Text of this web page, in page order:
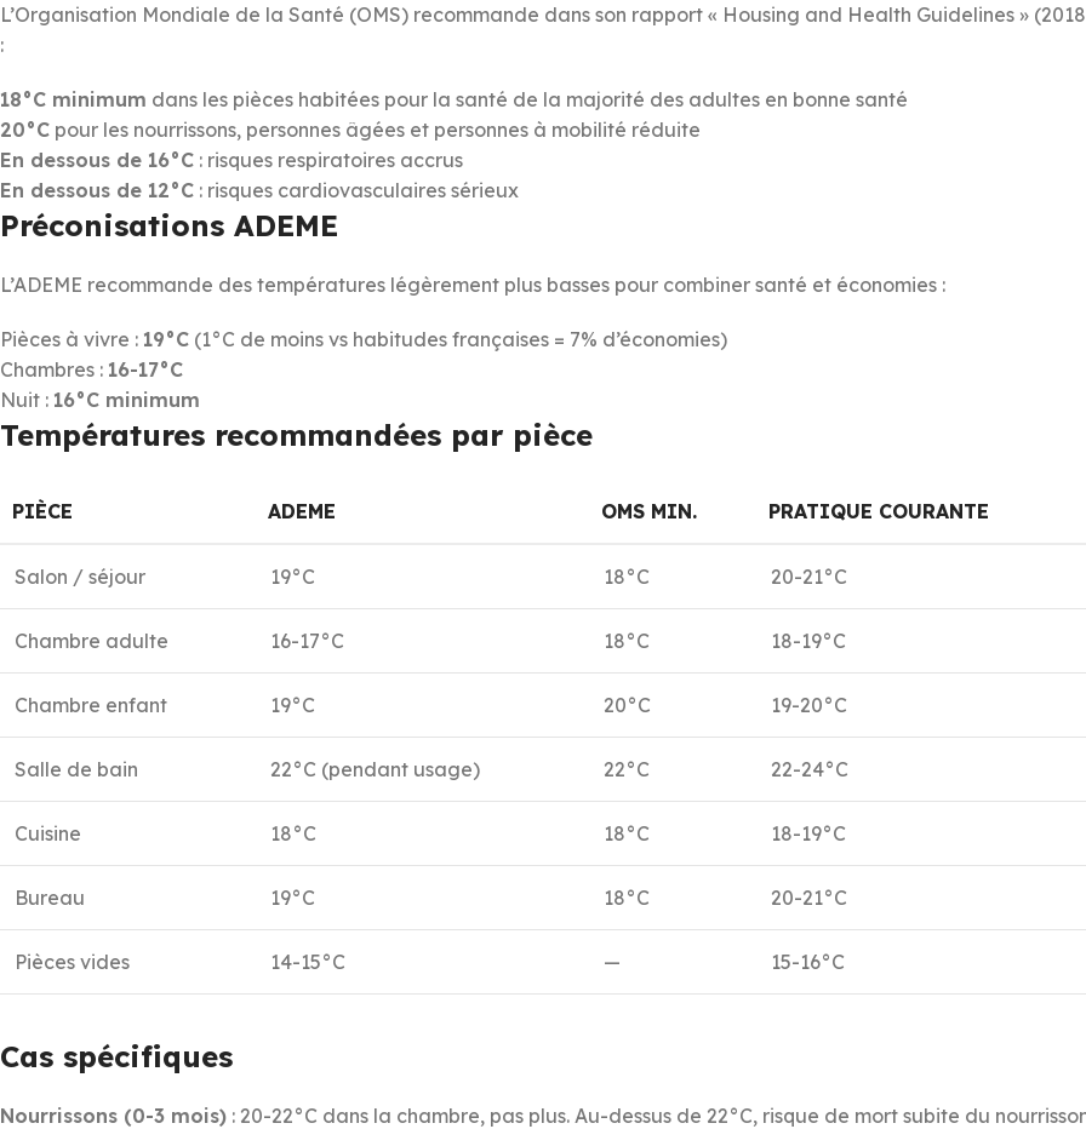
L’Organisation Mondiale de la Santé (OMS) recommande dans son rapport « Housing and Health Guidelines »
:
18°C minimum dans les pièces habitées pour la santé de la majorité des adultes en bonne santé
20°C pour les nourrissons, personnes âgées et personnes à mobilité réduite
En dessous de 16°C : risques respiratoires accrus
En dessous de 12°C : risques cardiovasculaires sérieux
Préconisations ADEME
L’ADEME recommande des températures légèrement plus basses pour combiner santé et économies :
Pièces à vivre : 19°C (1°C de moins vs habitudes françaises = 7% d’économies)
Chambres : 16-17°C
Nuit : 16°C minimum
Températures recommandées par pièce
PIÈCE ADEME OMS MIN. PRATIQUE COURANTE
Salon / séjour 19°C 18°C 20-21°C
Chambre adulte 16-17°C 18°C 18-19°C
Chambre enfant 19°C 20°C 19-20°C
Salle de bain 22°C (pendant usage) 22°C 22-24°C
Cuisine 18°C 18°C 18-19°C
Bureau 19°C 18°C 20-21°C
Pièces vides 14-15°C — 15-16°C
Cas spécifiques
Nourrissons (0-3 mois) : 20-22°C dans la chambre, pas plus. Au-dessus de 22°C, risque de mort subite du